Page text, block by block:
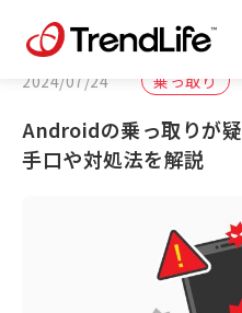
2024/07/24 乗っ取り
Androidの乗っ取りが
手口や対処法を解説